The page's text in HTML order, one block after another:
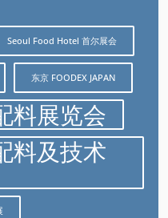
Seoul Food Hotel 首尔展会
东京 FOODEX JAPAN
料展览会
料及技术